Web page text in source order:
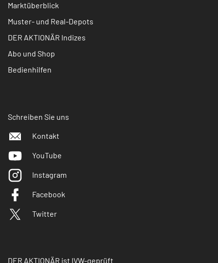
Marktüberblick
Muster- und Real-Depots
DER AKTIONÄR Indizes
Abo und Shop
Bedienhilfen
Schreiben Sie uns
Kontakt
YouTube
Instagram
Facebook
Twitter
DER AKTIONÄR ist IVW-geprüft